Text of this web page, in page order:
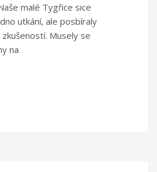
malé Tygřice sice
utkání, ale posbíraly
Musely se
na